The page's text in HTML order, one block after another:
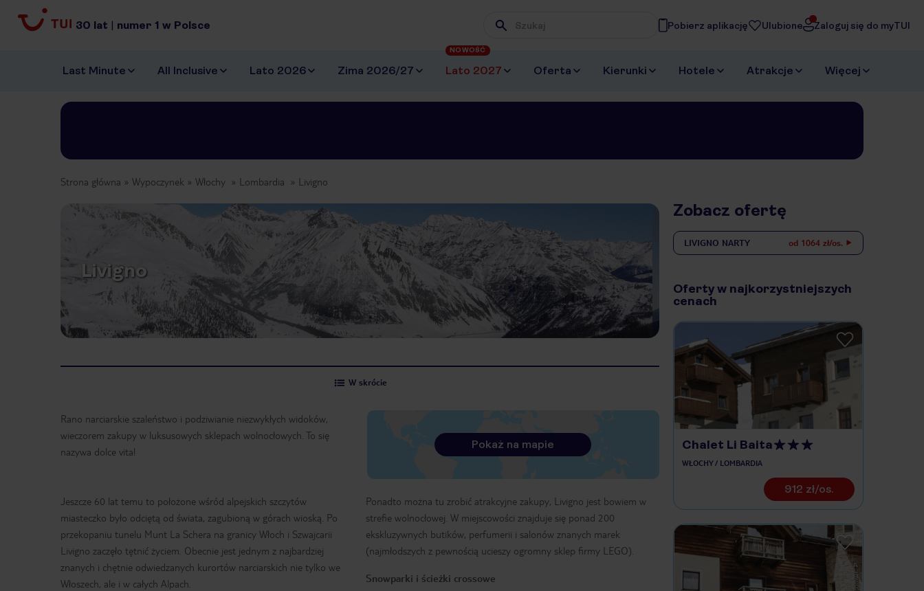
30 lat | numer 1 w Polsce Wpisz frazę, której szukasz
Pobierz aplikację Ulubione Zaloguj się do myTUI
Last Minute All Inclusive Lato 2026 Zima 2026/27 Lato 2027
NOWOŚĆ
Oferta Kierunki Hotele Atrakcje Więcej
Zobacz ofertę
LIVIGNO NARTY od 1064 zł/os.
Oferty w najkorzystniejszych
cenach
Chalet Li Baita
WŁOCHY / LOMBARDIA
912 zł/os.
Strona główna Wypoczynek Włochy Lombardia Livigno
Livigno
W skrócie
Rano narciarskie szaleństwo i podziwianie niezwykłych widoków,
wieczorem zakupy w luksusowych sklepach wolnocłowych. To się
nazywa dolce vita!
Pokaż na mapie
Jeszcze 60 lat temu to położone wśród alpejskich szczytów
miasteczko było odciętą od świata, zagubioną w górach wioską. Po
przekopaniu tunelu Munt La Schera na granicy Włoch i Szwajcarii
Livigno zaczęło tętnić życiem. Obecnie jest jednym z najbardziej
znanych i chętnie odwiedzanych kurortów narciarskich nie tylko we
Włoszech, ale i w całych Alpach.
Ponadto można tu zrobić atrakcyjne zakupy, Livigno jest bowiem w
strefie wolnocłowej. W miejscowości znajduje się ponad 200
ekskluzywnych butików, perfumerii i salonów znanych marek
(najmłodszych z pewnością ucieszy ogromny sklep firmy LEGO).
Snowparki i ścieżki crossowe